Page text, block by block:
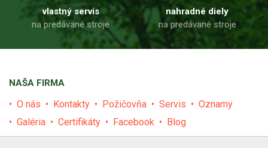
vlastný servis
na predávané stroje
nahradné diely
na predávané stroje
NAŠA FIRMA
O nás Kontakty Požičovňa Servis
Oznamy
Galéria
Certifikáty Facebook Blog